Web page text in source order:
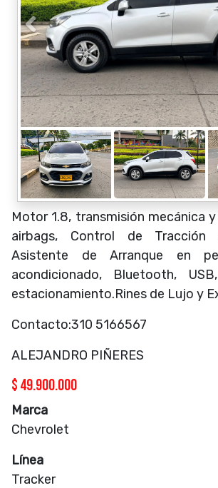
Motor 1.8, transmisión mecánica
airbags, Control de Tracción
Asistente de Arranque en
acondicionado, Bluetooth,
estacionamiento.Rines de Lujo y
Contacto:310 5166567
ALEJANDRO PIÑERES
$49.900.000
Marca
Chevrolet
Línea
Tracker